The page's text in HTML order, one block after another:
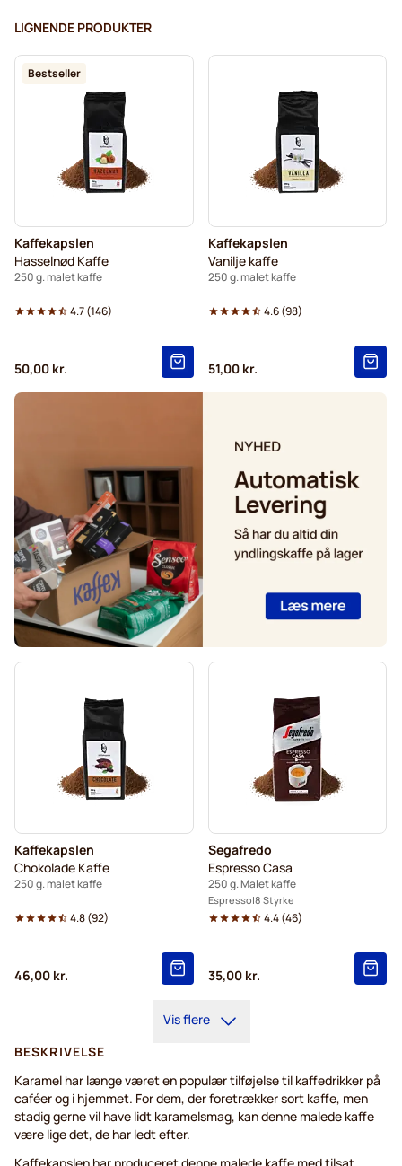
LIGNENDE PRODUKTER
Bestseller
Kaffekapslen
Hasselnød Kaffe
250 g. malet kaffe
4.7(146)
50,00 kr.
Kaffekapslen
Vanilje kaffe
250 g. malet kaffe
4.6(98)
51,00 kr.
Kaffekapslen
Chokolade Kaffe
250 g. malet kaffe
4.8(92)
46,00 kr.
Segafredo
Espresso Casa
250 g. Malet kaffe
Espresso 8 Styrke
4.4(46)
35,00 kr.
Vis flere
BESKRIVELSE
Karamel har længe været en populær tilføjelse til kaffedrikker på
caféer og i hjemmet. For dem, der foretrækker sort kaffe, men
stadig gerne vil have lidt karamelsmag, kan denne malede kaffe
være lige det, de har ledt efter.